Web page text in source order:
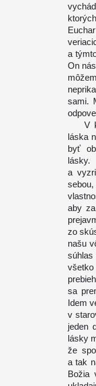
a
On
sami.
V
láska
byť
a
aby
zo
našu
všetko
sa
Idem
v
jeden
lásky
že
a tak
Božia